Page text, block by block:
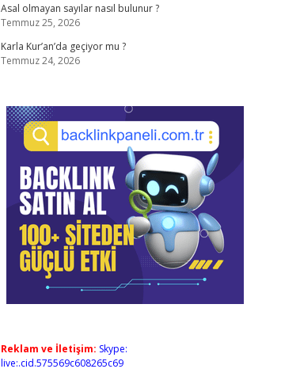
Asal olmayan sayılar nasıl bulunur ?
Temmuz 25, 2026
Karla Kur’an’da geçiyor mu ?
Temmuz 24, 2026
Reklam ve İletişim: Skype:
live:.cid.575569c608265c69